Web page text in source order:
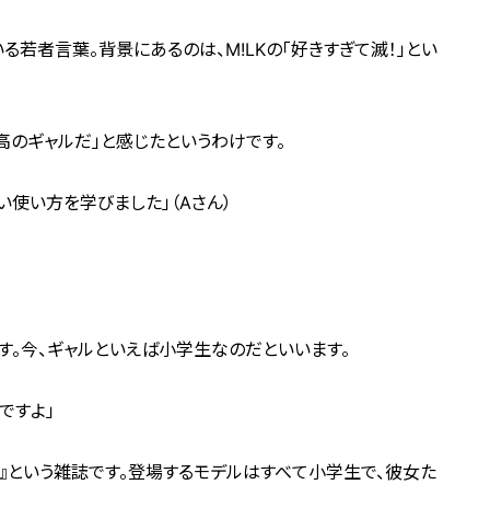
若者言葉。背景にあるのは、M!LKの「好きすぎて滅！」とい
ギャルだ」と感じたというわけです。
い方を学びました」（Aさん）
今、ギャルといえば小学生なのだといいます。
すよ」
という雑誌です。登場するモデルはすべて小学生で、彼女た